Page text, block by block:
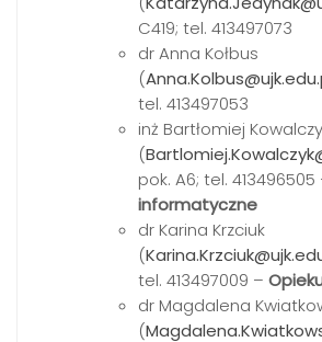
C419; tel. 413497073
dr Anna Kołbus
(
tel. 413497053
inż Bartłomiej
(
pok. A6; tel. 413496505
informatyczne
dr Karina Krzciuk
(
tel. 413497009 –
dr Magdalena
(